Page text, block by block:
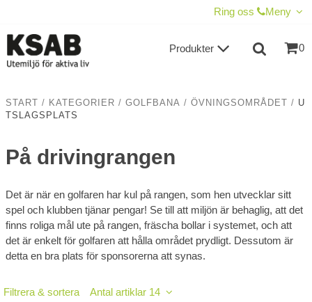
Ring oss Meny
0
Produkter
START / KATEGORIER / GOLFBANA / ÖVNINGSOMRÅDET / U
TSLAGSPLATS
På drivingrangen
Det är när en golfaren har kul på rangen, som hen utvecklar sitt
spel och klubben tjänar pengar! Se till att miljön är behaglig, att det
finns roliga mål ute på rangen, fräscha bollar i systemet, och att
det är enkelt för golfaren att hålla området prydligt. Dessutom är
detta en bra plats för sponsorerna att synas.
Filtrera & sortera Antal artiklar 14
TILL KASSAN